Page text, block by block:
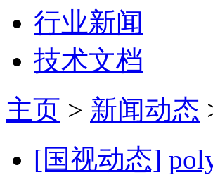
行业新闻
技术文档
主页 > 新闻动态
[国视动态]